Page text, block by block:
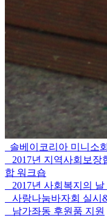
솔베이코리아 미니소
2017년 지역사회보
합 워크숍
2017년 사회복지의
사랑나눔바자회 실시
남가좌동 후원품 지원